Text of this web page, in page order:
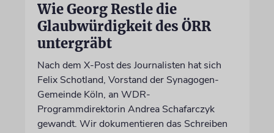
Wie Georg Restle die
Glaubwürdigkeit des ÖRR
untergräbt
Nach dem X-Post des Journalisten hat sich
Felix Schotland, Vorstand der Synagogen-
Gemeinde Köln, an WDR-
Programmdirektorin Andrea Schafarczyk
gewandt. Wir dokumentieren das Schreiben